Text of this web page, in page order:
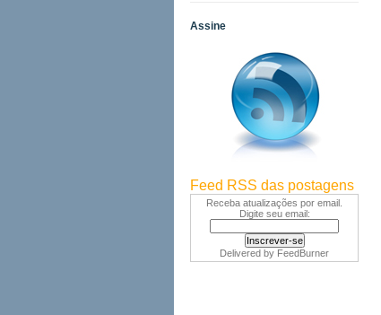
Assine
Feed RSS das postagens
Receba atualizações por email.
Digite seu email:
Delivered by FeedBurner